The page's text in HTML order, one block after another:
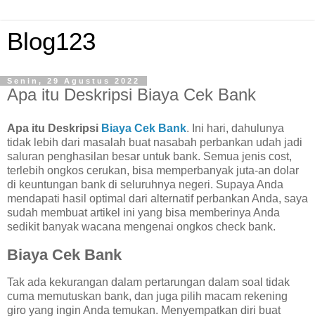
Blog123
Senin, 29 Agustus 2022
Apa itu Deskripsi Biaya Cek Bank
Apa itu Deskripsi Biaya Cek Bank. Ini hari, dahulunya
tidak lebih dari masalah buat nasabah perbankan udah jadi
saluran penghasilan besar untuk bank. Semua jenis cost,
terlebih ongkos cerukan, bisa memperbanyak juta-an dolar
di keuntungan bank di seluruhnya negeri. Supaya Anda
mendapati hasil optimal dari alternatif perbankan Anda, saya
sudah membuat artikel ini yang bisa memberinya Anda
sedikit banyak wacana mengenai ongkos check bank.
Biaya Cek Bank
Tak ada kekurangan dalam pertarungan dalam soal tidak
cuma memutuskan bank, dan juga pilih macam rekening
giro yang ingin Anda temukan. Menyempatkan diri buat